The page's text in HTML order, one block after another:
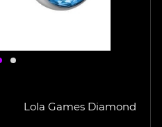
Lola Games Diamond